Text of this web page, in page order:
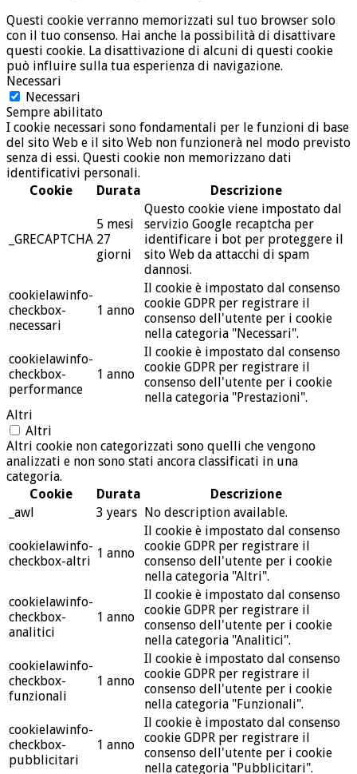
Questi cookie verranno memorizzati sul tuo browser solo
con il tuo consenso. Hai anche la possibilità di disattivare
questi cookie. La disattivazione di alcuni di questi cookie
può influire sulla tua esperienza di navigazione.
Necessari
Necessari
Sempre abilitato
I cookie necessari sono fondamentali per le funzioni di base
del sito Web e il sito Web non funzionerà nel modo previsto
senza di essi. Questi cookie non memorizzano dati
identificativi personali.
Cookie
Durata Descrizione
_GRECAPTCHA
5 mesi
27
giorni
Questo cookie viene impostato dal
servizio Google recaptcha per
identificare i bot per proteggere il
sito Web da attacchi di spam
dannosi.
cookielawinfo-
checkbox-
necessari
1 anno
Il cookie è impostato dal consenso
cookie GDPR per registrare il
consenso dell'utente per i cookie
nella categoria "Necessari".
cookielawinfo-
checkbox-
performance
1 anno
Il cookie è impostato dal consenso
cookie GDPR per registrare il
consenso dell'utente per i cookie
nella categoria "Prestazioni".
Altri
Altri
Altri cookie non categorizzati sono quelli che vengono
analizzati e non sono stati ancora classificati in una
categoria.
Cookie
Durata
Descrizione
_awl
3 years No description available.
cookielawinfo-
checkbox-altri
1 anno
Il cookie è impostato dal consenso
cookie GDPR per registrare il
consenso dell'utente per i cookie
nella categoria "Altri".
cookielawinfo-
checkbox-
analitici
1 anno
Il cookie è impostato dal consenso
cookie GDPR per registrare il
consenso dell'utente per i cookie
nella categoria "Analitici".
cookielawinfo-
checkbox-
funzionali
1 anno
Il cookie è impostato dal consenso
cookie GDPR per registrare il
consenso dell'utente per i cookie
nella categoria "Funzionali".
cookielawinfo-
checkbox-
pubblicitari
1 anno
Il cookie è impostato dal consenso
cookie GDPR per registrare il
consenso dell'utente per i cookie
nella categoria "Pubblicitari".